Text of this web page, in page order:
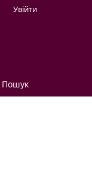
Пошук
Увійти